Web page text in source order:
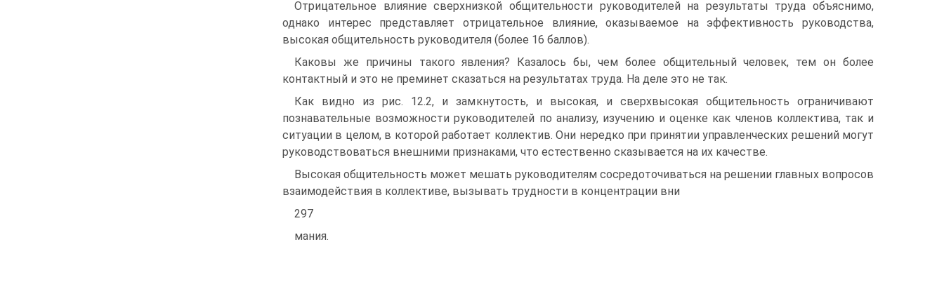
Отрицательное влияние сверхнизкой общительности руководителей на результаты труда объяснимо,
однако интерес представляет отрицательное влияние, оказываемое на эффективность руководства,
высокая общительность руководителя (более 16 баллов).
Каковы же причины такого явления? Казалось бы, чем более общительный человек, тем он более
контактный и это не преминет сказаться на результатах труда. На деле это не так.
Как видно из рис. 12.2, и замкнутость, и высокая, и сверхвысокая общительность ограничивают
познавательные возможности руководителей по анализу, изучению и оценке как членов коллектива, так и
ситуации в целом, в которой работает коллектив. Они нередко при принятии управленческих решений могут
руководствоваться внешними признаками, что естественно сказывается на их качестве.
Высокая общительность может мешать руководителям сосредоточиваться на решении главных вопросов
взаимодействия в коллективе, вызывать трудности в концентрации вни
297
мания.